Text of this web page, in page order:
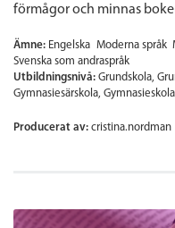
förmågor och minnas
Ämne: Engelska Moderna språk
Svenska som andraspråk
Utbildningsnivå: Grundskola
Gymnasiesärskola Gymnasieskola
Producerat av: cristina.nordman